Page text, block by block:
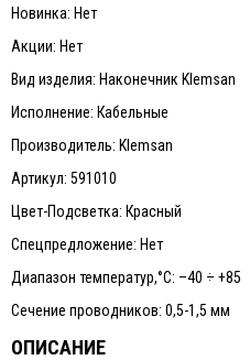
Новинка: Нет
Акции: Нет
Вид изделия: Наконечник Klemsan
Исполнение: Кабельные
Производитель: Klemsan
Артикул: 591010
Цвет-Подсветка: Красный
Спецпредложение: Нет
Диапазон температур,°С: –40 ÷ +85
Сечение проводников: 0,5-1,5 мм
ОПИСАНИЕ